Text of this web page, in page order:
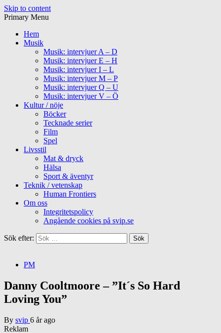
Skip to content
Primary Menu
Hem
Musik
Musik: intervjuer A – D
Musik: intervjuer E – H
Musik: intervjuer I – L
Musik: intervjuer M – P
Musik: intervjuer Q – U
Musik: intervjuer V – Ö
Kultur / nöje
Böcker
Tecknade serier
Film
Spel
Livsstil
Mat & dryck
Hälsa
Sport & äventyr
Teknik / vetenskap
Human Frontiers
Om oss
Integritetspolicy
Angående cookies på svip.se
Sök efter:
PM
Danny Cooltmoore – ”It´s So Hard
Loving You”
By svip 6 år ago
Reklam